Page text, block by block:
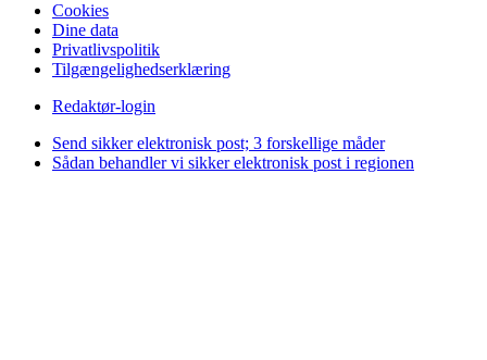
Cookies
Dine data
Privatlivspolitik
Tilgængelighedserklæring
Redaktør-login
Send sikker elektronisk post; 3 forskellige måder
Sådan behandler vi sikker elektronisk post i regionen